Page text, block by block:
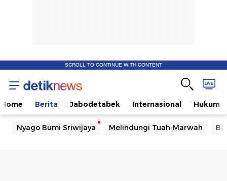
SCROLL TO CONTINUE WITH CONTENT
Home Berita Jabodetabek Internasional Hukum
Nyago Bumi Sriwijaya Melindungi Tuah-Marwah